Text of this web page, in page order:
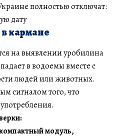
полностью отключат:
дату
кармане
на выявлении уробилина
в водоемы вместе с
людей или животных.
сигналом того, что
модуль,